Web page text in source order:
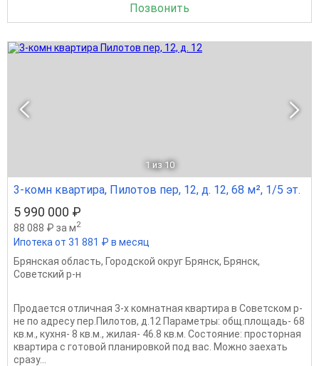
Позвонить
1 из 10
3-комн квартира, Пилотов пер, 12, д. 12, 68 м², 1/5 эт.
5 990 000 ₽
88 088 ₽ за м2
Ипотека от 31 881 ₽ в месяц
Брянская область, Городской округ Брянск, Брянск,
Советский р-н
Продается отличная 3-х комнатная квартира в Советском р-
не по адресу пер.Пилотов, д.12 Параметры: общ.площадь- 68
кв.м., кухня- 8 кв.м., жилая- 46.8 кв.м. Состояние: просторная
квартира с готовой планировкой под вас. Можно заехать
сразу...